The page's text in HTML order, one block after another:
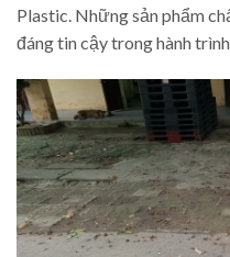
Plastic. Những sản phẩm
đáng tin cậy trong hành